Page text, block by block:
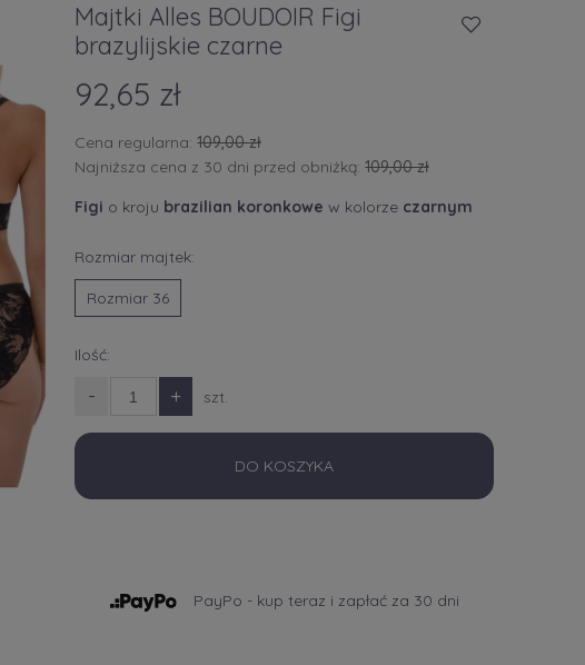
Majtki Alles BOUDOIR Figi
brazylijskie czarne
92,65 zł
Cena regularna:109,00 zł
Najniższa cena z 30 dni przed obniżką:109,00 zł
Figi o kroju brazilian koronkowew kolorze czarnym
Rozmiar majtek:
Rozmiar 36
Ilość:
- + szt.
DO KOSZYKA
PayPo - kup teraz i zapłać za 30 dni